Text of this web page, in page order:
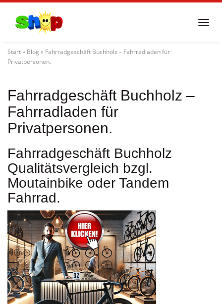
content
Start» Blog » Fahrradgeschäft Buchholz – Fahrradladen für
Privatpersonen.
Fahrradgeschäft Buchholz –
Fahrradladen für
Privatpersonen.
Fahrradgeschäft Buchholz
Qualitätsvergleich bzgl.
Moutainbike oder Tandem
Fahrrad.